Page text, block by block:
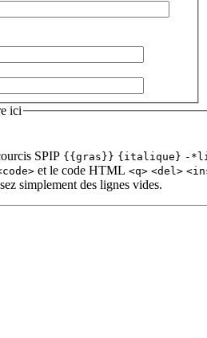
ici
SPIP {{gras}} {italique} -
et le code HTML <q> <del>
simplement des lignes vides.